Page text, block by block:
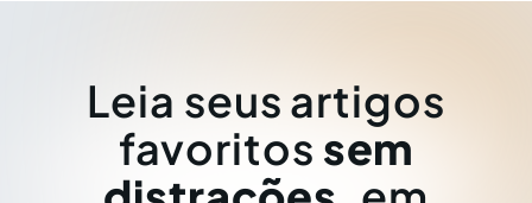
Leia seus artigos
favoritos sem